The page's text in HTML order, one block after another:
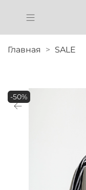
Главная SALE
-50%